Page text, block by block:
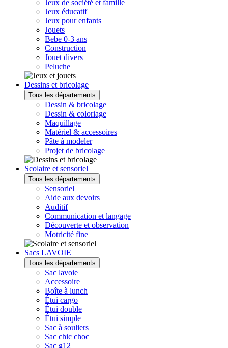
Jeux de société et famille
Jeux éducatif
Jeux pour enfants
Jouets
Bebe 0-3 ans
Construction
Jouet divers
Peluche
Dessins et bricolage
Tous les départements
Dessin & bricolage
Dessin & coloriage
Maquillage
Matériel & accessoires
Pâte à modeler
Projet de bricolage
Scolaire et sensoriel
Tous les départements
Sensoriel
Aide aux devoirs
Auditif
Communication et langage
Découverte et observation
Motricité fine
Sacs LAVOIE
Tous les départements
Sac lavoie
Accessoire
Boîte à lunch
Étui cargo
Étui double
Étui simple
Sac à souliers
Sac chic choc
Sac g12